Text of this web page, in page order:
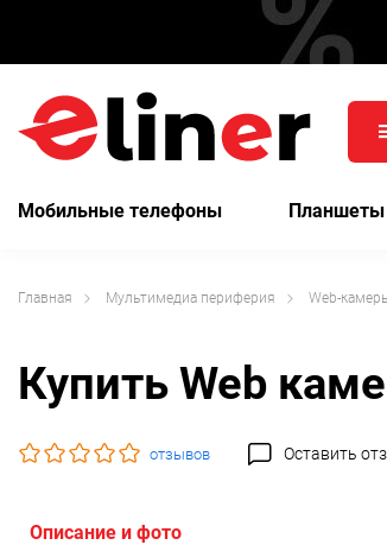
Мобильные телефоны Планшеты
Главная Мультимедиа периферия Web-
Купить Web
отзывов Оставить
Описание и фото